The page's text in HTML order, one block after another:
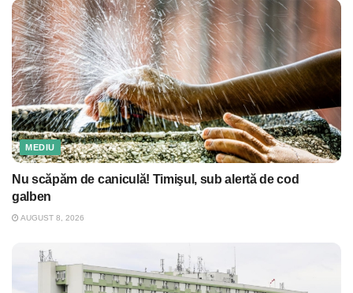
MEDIU
Nu scăpăm de caniculă! Timişul, sub alertă de cod
galben
AUGUST 8, 2026